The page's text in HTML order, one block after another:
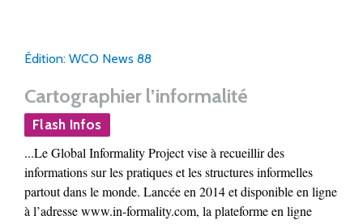
Édition: WCO News 88
Cartographier l’informalité
Flash Infos
...Le Global Informality Project vise à recueillir des
informations sur les pratiques et les structures informelles
partout dans le monde. Lancée en 2014 et disponible en ligne
à l’adresse www.in-formality.com, la plateforme en ligne